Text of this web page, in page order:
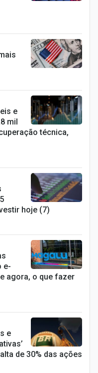
e
mil
técnica,
hoje (7)
e-
agora, o que fazer
e
de 30% das ações